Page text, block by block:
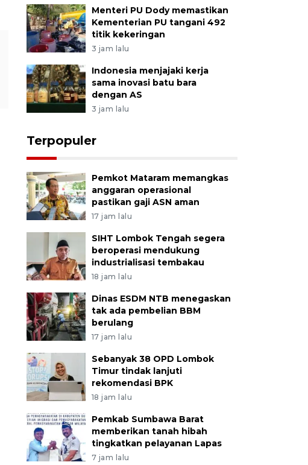
Menteri PU Dody memastikan
Kementerian PU tangani 492
titik kekeringan
3 jam lalu
Indonesia menjajaki kerja
sama inovasi batu bara
dengan AS
3 jam lalu
Terpopuler
Pemkot Mataram memangkas
anggaran operasional
pastikan gaji ASN aman
17 jam lalu
SIHT Lombok Tengah segera
beroperasi mendukung
industrialisasi tembakau
18 jam lalu
Dinas ESDM NTB menegaskan
tak ada pembelian BBM
berulang
17 jam lalu
Sebanyak 38 OPD Lombok
Timur tindak lanjuti
rekomendasi BPK
18 jam lalu
Pemkab Sumbawa Barat
memberikan tanah hibah
tingkatkan pelayanan Lapas
7 jam lalu